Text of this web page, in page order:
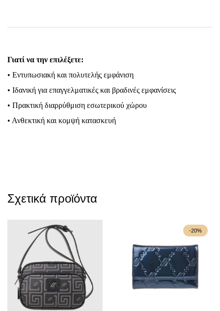
Γιατί να την επιλέξετε:
• Εντυπωσιακή και πολυτελής εμφάνιση
• Ιδανική για επαγγελματικές και βραδινές εμφανίσεις
• Πρακτική διαρρύθμιση εσωτερικού χώρου
• Ανθεκτική και κομψή κατασκευή
Σχετικά προϊόντα
-20%